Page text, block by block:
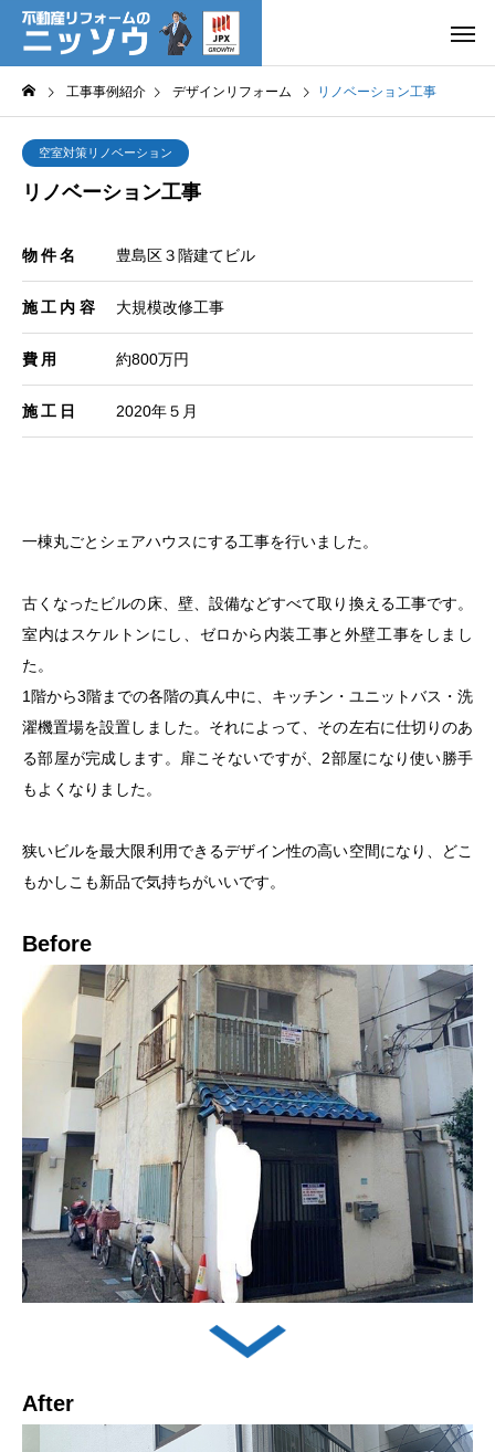
工事事例紹介 デザインリフォーム リノベーション工事
空室対策リノベーション
リノベーション工事
物件名 豊島区３階建てビル
施工内容 大規模改修工事
費用 約800万円
施工日 2020年５月
一棟丸ごとシェアハウスにする工事を行いました。
古くなったビルの床、壁、設備などすべて取り換える工事です。
室内はスケルトンにし、ゼロから内装工事と外壁工事をしまし
た。
1階から3階までの各階の真ん中に、キッチン・ユニットバス・洗
濯機置場を設置しました。それによって、その左右に仕切りのあ
る部屋が完成します。扉こそないですが、2部屋になり使い勝手
もよくなりました。
狭いビルを最大限利用できるデザイン性の高い空間になり、どこ
もかしこも新品で気持ちがいいです。
Before
After